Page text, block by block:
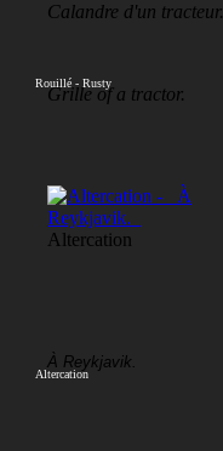
Calandre d'un tracteur.
Grille of a tractor.
Rouillé - Rusty
Altercation
À Reykjavik.
Altercation